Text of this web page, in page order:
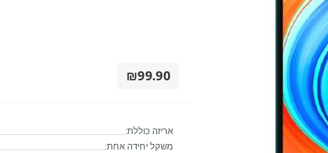
₪99.90
אריזה כוללת:
משקל יחידה אחת: